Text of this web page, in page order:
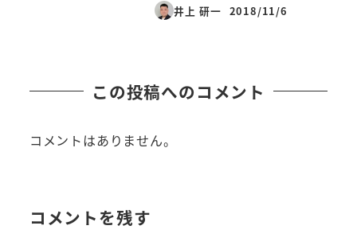
井上 研一
投稿日
2018/11/6
この投稿へのコメント
コメントはありません。
コメントを残す